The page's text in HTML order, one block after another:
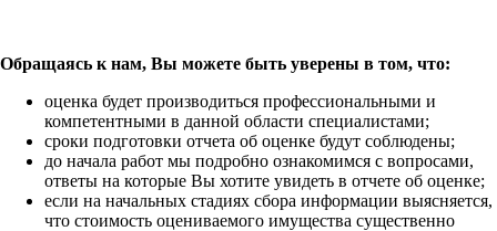
Обращаясь к нам, Вы можете быть уверены в том, что:
оценка будет производиться профессиональными и
компетентными в данной области специалистами;
сроки подготовки отчета об оценке будут соблюдены;
до начала работ мы подробно ознакомимся с вопросами,
ответы на которые Вы хотите увидеть в отчете об оценке;
если на начальных стадиях сбора информации выясняется,
что стоимость оцениваемого имущества существенно